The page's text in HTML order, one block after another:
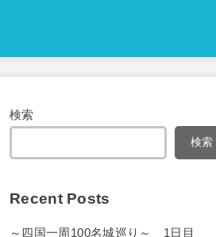
検索
検索
Recent Posts
～四国一周100名城巡り～ 1日目